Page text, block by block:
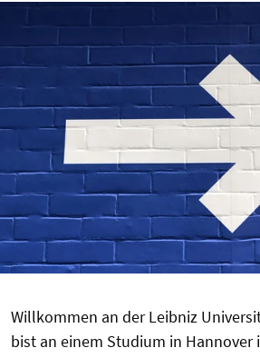
Willkommen an der Leibniz
bist an einem Studium in Hannover